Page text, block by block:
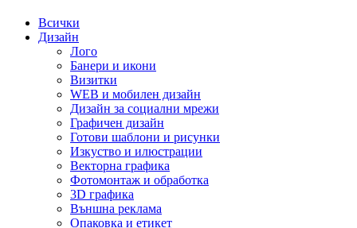
Всички
Дизайн
Лого
Банери и икони
Визитки
WEB и мобилен дизайн
Дизайн за социални мрежи
Графичен дизайн
Готови шаблони и рисунки
Изкуство и илюстрации
Векторна графика
Фотомонтаж и обработка
3D графика
Външна реклама
Опаковка и етикет